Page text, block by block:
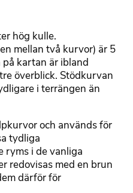
hög kulle.
mellan två kurvor) är 5
kartan är ibland
överblick. Stödkurvan
i terrängen än
och används för
tydliga
ryms i de vanliga
redovisas med en brun
därför för